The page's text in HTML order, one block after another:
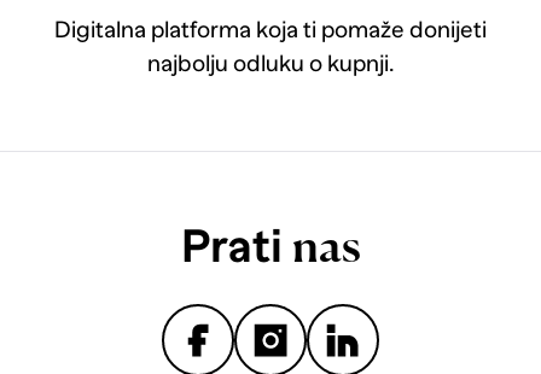
Digitalna platforma koja ti pomaže donijeti
najbolju odluku o kupnji.
Prati nas